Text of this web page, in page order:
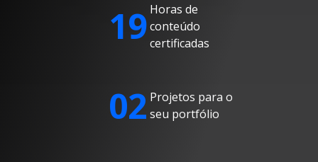
19 Horas de
conteúdo
certificadas
02 Projetos para o
seu portfólio